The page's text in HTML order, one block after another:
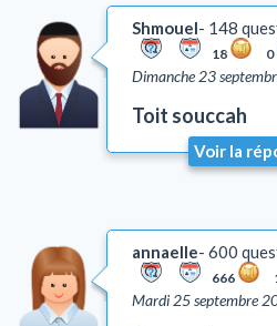
Shmouel 148
18 0
Dimanche 23
Toit souccah
Voir la
annaelle 600
666
Mardi 25 septembre